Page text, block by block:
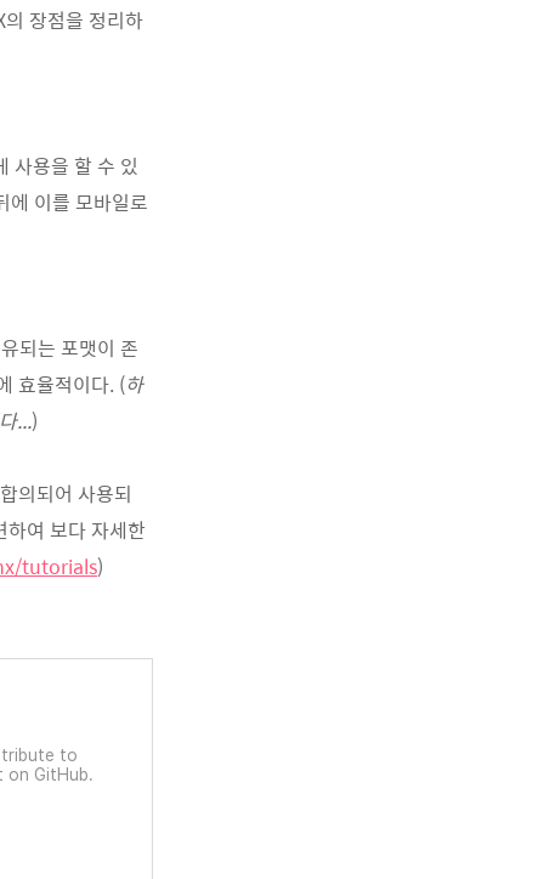
장점을 정리하
사용을 할 수 있
이를 모바일로
되는 포맷이 존
효율적이다. (하
...)
의되어 사용되
여 보다 자세한
tutorials)
to
on GitHub.